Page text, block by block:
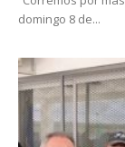
domingo 8 de...